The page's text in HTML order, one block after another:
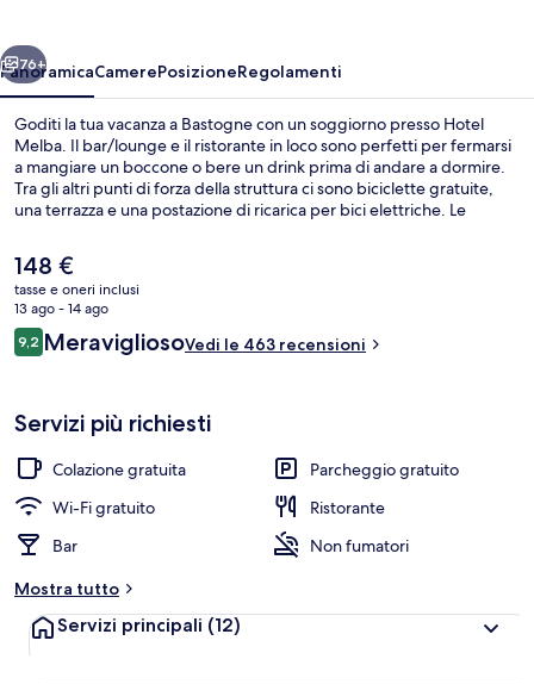
Avanti
76+
PanoramicaCamerePosizioneRegolamenti
Goditi la tua vacanza a Bastogne con un soggiorno presso Hotel
Melba. Il bar/lounge e il ristorante in loco sono perfetti per fermarsi
a mangiare un boccone o bere un drink prima di andare a dormire.
Tra gli altri punti di forza della struttura ci sono biciclette gratuite,
una terrazza e una postazione di ricarica per bici elettriche. Le
Il
prezzo
attuale
è
148 €
148 €
tasse e oneri inclusi
13 ago - 14 ago
Recensioni
9,29,2 su 10
MeravigliosoVedi le 463 recensioni
Servizi più richiesti
Colazione gratuita
Parcheggio gratuito
Wi-Fi gratuito
Ristorante
Bar
Non fumatori
Mostra tutto
Servizi principali (12)